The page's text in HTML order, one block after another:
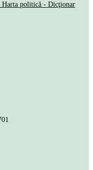
Harta politică - Dicţionar